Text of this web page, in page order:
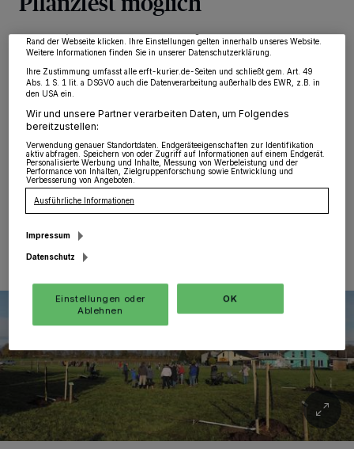
Bedburg·Für frischgebackene Eltern sind glückliche
Erinnerungen an die gemeinsame Zeit von großer
Bedeutung. Für Kinder sind vor allem die
Sensibilisierung für die Natur und deren Erhaltung
wichtig. Aus diesem Grund gibt es seit ein paar Jahren
die Bedburger Storchenwiese. Hier können Eltern,
Großeltern, Patentanten oder -onkel einen Baum zur
Geburt ihres Nachwuchses pflanzen.
möglicherweise nicht mehr so relevant für Sie. Sie können dieses Menü jederzeit
Rand der Webseite klicken. Ihre Einstellungen gelten innerhalb unseres Website.
Weitere Informationen finden Sie in unserer Datenschutzerklärung.
Ihre Zustimmung umfasst alle erft-kurier.de-Seiten und schließt gem. Art. 49
Abs. 1 S. 1 lit. a DSGVO auch die Datenverarbeitung außerhalb des EWR, z.B. in
den USA ein.
Wir und unsere Partner verarbeiten Daten, um Folgendes
bereitzustellen:
Verwendung genauer Standortdaten. Endgeräteeigenschaften zur Identifikation
aktiv abfragen. Speichern von oder Zugriff auf Informationen auf einem Endgerät.
Personalisierte Werbung und Inhalte, Messung von Werbeleistung und der
Performance von Inhalten, Zielgruppenforschung sowie Entwicklung und
Verbesserung von Angeboten.
Ausführliche Informationen
Impressum
Datenschutz
Einstellungen oder
Ablehnen
OK